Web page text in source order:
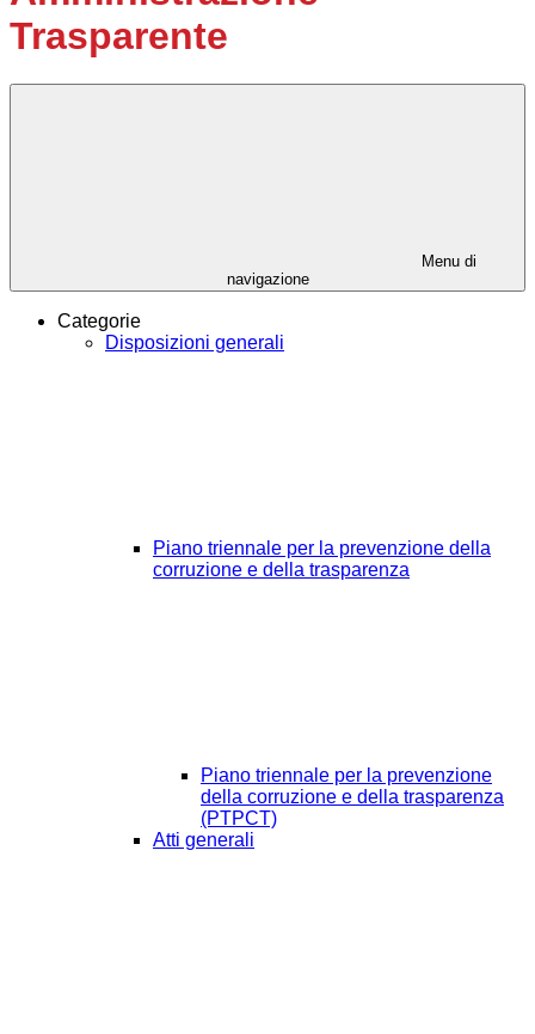
Trasparente
Menu di
navigazione
Categorie
Disposizioni generali
Piano triennale per la prevenzione della
corruzione e della trasparenza
Piano triennale per la prevenzione
della corruzione e della trasparenza
(PTPCT)
Atti generali